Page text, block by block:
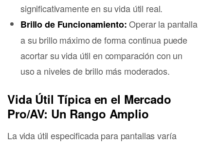
significativamente en su vida útil real.
Brillo de Funcionamiento:Operar la pantalla
a su brillo máximo de forma continua puede
acortar su vida útil en comparación con un
uso a niveles de brillo más moderados.
Vida Útil Típica en el Mercado
Pro/AV: Un Rango Amplio
La vida útil especificada para pantallas varía